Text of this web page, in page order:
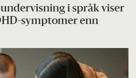
i språk viser
symptomer enn